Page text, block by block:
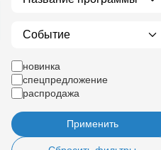
новинка
спецпредложение
распродажа
Применить